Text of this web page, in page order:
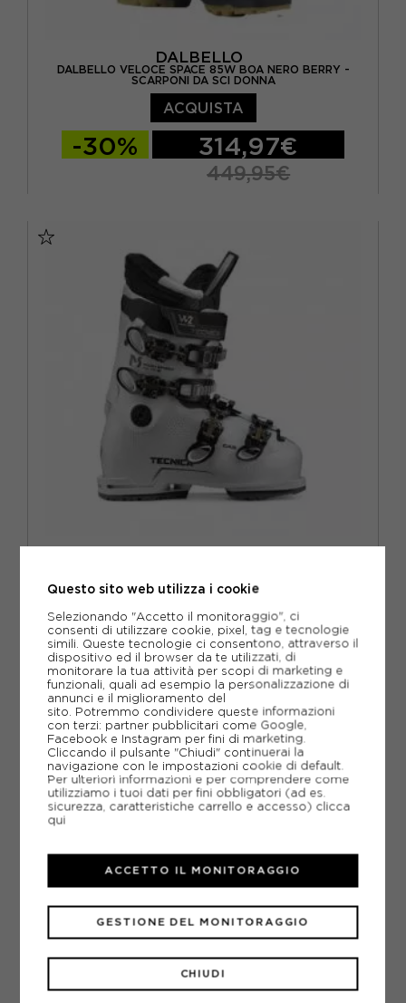
DALBELLO
DALBELLO VELOCE SPACE 85W BOA NERO BERRY -
SCARPONI DA SCI DONNA
ACQUISTA
-30% 314,97€
449,95€
23.5 24.5 25.5 26.5
-30% 230,97€
329,95€
Questo sito web utilizza i cookie
Selezionando "Accetto il monitoraggio", ci
consenti di utilizzare cookie, pixel, tag e tecnologie
simili. Queste tecnologie ci consentono, attraverso il
dispositivo ed il browser da te utilizzati, di
monitorare la tua attività per scopi di marketing e
funzionali, quali ad esempio la personalizzazione di
annunci e il miglioramento del
sito. Potremmo condividere queste informazioni
con terzi: partner pubblicitari come Google,
Facebook e Instagram per fini di marketing.
Cliccando il pulsante "Chiudi" continuerai la
navigazione con le impostazioni cookie di default.
Per ulteriori informazioni e per comprendere come
utilizziamo i tuoi dati per fini obbligatori (ad es.
sicurezza, caratteristiche carrello e accesso) clicca
qui
CHIUDI
GESTIONE DEL MONITORAGGIO
ACCETTO IL MONITORAGGIO